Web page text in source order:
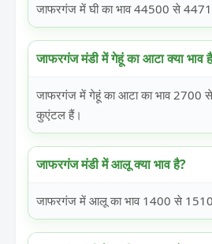
जाफरगंज में घी का भाव 44500 से
जाफरगंज मंडी में गेहूं का आटा क्या भाव
जाफरगंज में गेहूं का आटा का भाव 2700
कुएंटल हैं।
जाफरगंज मंडी में आलू क्या भाव है?
जाफरगंज में आलू का भाव 1400 से